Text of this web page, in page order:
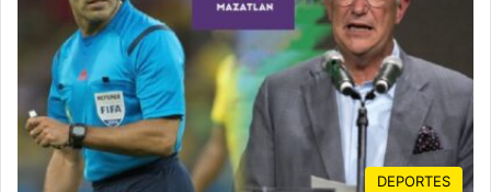
DEPORTES